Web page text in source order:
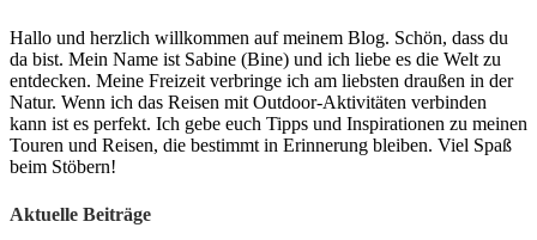
Hallo und herzlich willkommen auf meinem Blog. Schön, dass du
da bist. Mein Name ist Sabine (Bine) und ich liebe es die Welt zu
entdecken. Meine Freizeit verbringe ich am liebsten draußen in der
Natur. Wenn ich das Reisen mit Outdoor-Aktivitäten verbinden
kann ist es perfekt. Ich gebe euch Tipps und Inspirationen zu meinen
Touren und Reisen, die bestimmt in Erinnerung bleiben. Viel Spaß
beim Stöbern!
Aktuelle Beiträge